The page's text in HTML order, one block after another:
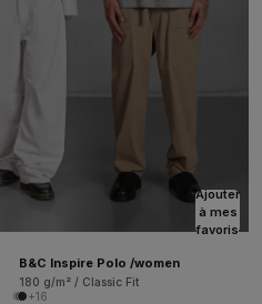
Ajouter
à mes
favoris
B&C Inspire Polo /women
180 g/m² / Classic Fit
+16